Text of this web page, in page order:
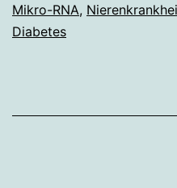
Mikro-RNA,
Diabetes